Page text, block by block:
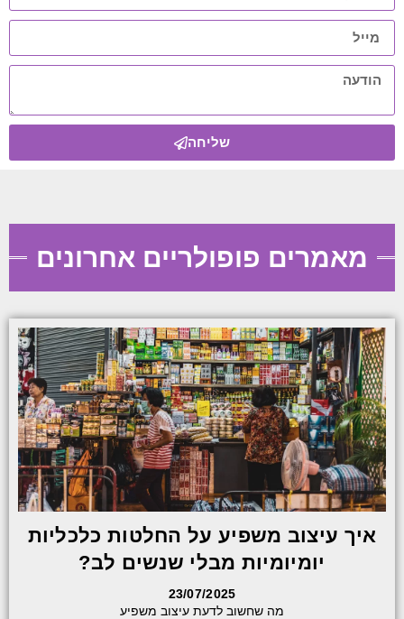
שליחה
מאמרים פופולריים אחרונים
איך עיצוב משפיע על החלטות כלכליות
יומיומיות מבלי שנשים לב?
23/07/2025
מה שחשוב לדעת עיצוב משפיע